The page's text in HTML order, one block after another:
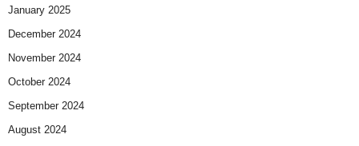
January 2025
December 2024
November 2024
October 2024
September 2024
August 2024